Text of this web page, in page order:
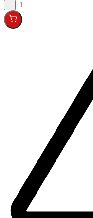
−